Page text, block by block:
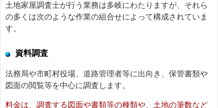
土地家屋調査士が行う業務は多岐にわたりますが、それら
の多くは次のような作業の組合せによって構成されていま
す。
資料調査
法務局や市町村役場、道路管理者等に出向き、保管書類や
図面の閲覧等を中心に調査します。
料金は、調査する図面や書類等の種類や、土地の筆数など